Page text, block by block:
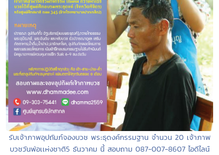
รับเจ้าภาพอุปถัมภ์จองบวช พระธุดงค์กรรมฐาน จำนวน 20 เจ้าภาพ
บวชวันพ่อเเห่งชาติ5 ธันวาคม นี้ สอบถาม 087-007-8607 ไอดีไลน์